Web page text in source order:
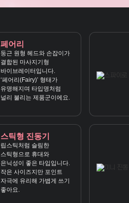
페어리
둥근 원형 헤드와 손잡이가
결합된 마사지기형
바이브레이터입니다.
‘페어리(Fairy)’ 형태가
유명해지며 타입명처럼
널리 불리는 제품군이에요.
스틱형 진동기
립스틱처럼 슬림한
스틱형으로 휴대와
은닉성이 좋은 타입입니다.
작은 사이즈지만 포인트
자극에 유리해 가볍게 쓰기
좋아요.